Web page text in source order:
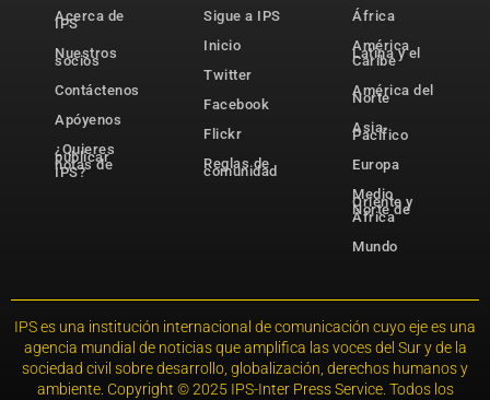
Acerca de
IPS
Nuestros
socios
Contáctenos
Apóyenos
¿Quieres
publicar
notas de
IPS?
Sigue a IPS
Inicio
Twitter
Facebook
Flickr
Reglas de
comunidad
África
América
Latina y el
Caribe
América del
Norte
Asia-
Pacífico
Europa
Medio
Oriente y
Norte de
África
Mundo
IPS es una institución internacional de comunicación cuyo eje es una
agencia mundial de noticias que amplifica las voces del Sur y de la
sociedad civil sobre desarrollo, globalización, derechos humanos y
ambiente. Copyright © 2025 IPS-Inter Press Service. Todos los